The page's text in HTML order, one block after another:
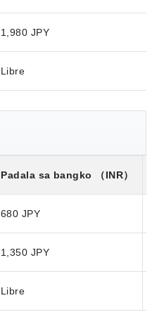
1,980 JPY
Libre
Padala sa bangko （INR）
680 JPY
1,350 JPY
Libre